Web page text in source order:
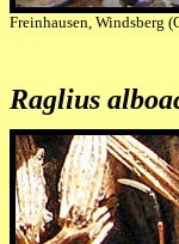
Freinhausen, Windsberg
Raglius